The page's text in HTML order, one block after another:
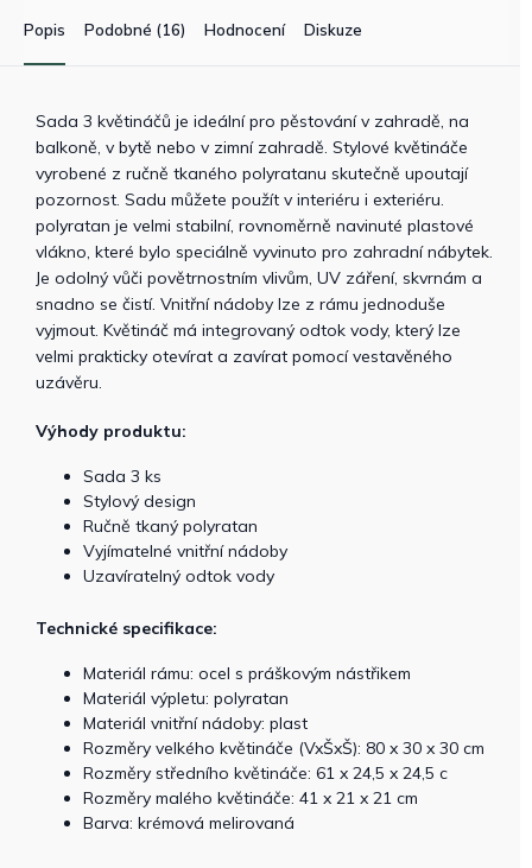
Popis Podobné (16) Hodnocení Diskuze
Sada 3 květináčů je ideální pro pěstování v zahradě, na
balkoně, v bytě nebo v zimní zahradě. Stylové květináče
vyrobené z ručně tkaného polyratanu skutečně upoutají
pozornost. Sadu můžete použít v interiéru i exteriéru.
polyratan je velmi stabilní, rovnoměrně navinuté plastové
vlákno, které bylo speciálně vyvinuto pro zahradní nábytek.
Je odolný vůči povětrnostním vlivům, UV záření, skvrnám a
snadno se čistí. Vnitřní nádoby lze z rámu jednoduše
vyjmout. Květináč má integrovaný odtok vody, který lze
velmi prakticky otevírat a zavírat pomocí vestavěného
uzávěru.
Výhody produktu:
Sada 3 ks
Stylový design
Ručně tkaný polyratan
Vyjímatelné vnitřní nádoby
Uzavíratelný odtok vody
Technické specifikace:
Materiál rámu: ocel s práškovým nástřikem
Materiál výpletu: polyratan
Materiál vnitřní nádoby: plast
Rozměry velkého květináče (VxŠxŠ): 80 x 30 x 30 cm
Rozměry středního květináče: 61 x 24,5 x 24,5 c
Rozměry malého květináče: 41 x 21 x 21 cm
Barva: krémová melirovaná